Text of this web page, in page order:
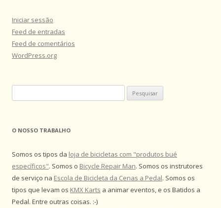
Iniciar sessão
Feed de entradas
Feed de comentários
WordPress.org
por:
O NOSSO TRABALHO
Somos os tipos da loja de bicicletas com "produtos bué
específicos". Somos o Bicycle Repair Man. Somos os instrutores
de serviço na Escola de Bicicleta da Cenas a Pedal. Somos os
tipos que levam os KMX Karts a animar eventos, e os Batidos a
Pedal. Entre outras coisas. :-)